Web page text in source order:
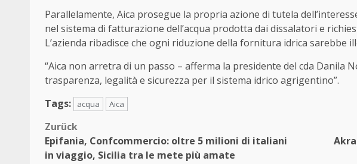
Parallelamente, Aica prosegue la propria azione di tutela
nel sistema di fatturazione dell’acqua prodotta dai dissalatori e
L’azienda ribadisce che ogni riduzione della fornitura idrica sarebbe
“Aica non arretra di un passo – afferma la presidente del cda Danila
trasparenza, legalità e sicurezza per il sistema idrico agrigentino”.
Tags:
acqua Aica
Beitragsnavigation
Zurück
Epifania, Confcommercio: oltre 5 milioni di italiani
in viaggio, Sicilia tra le mete più amate